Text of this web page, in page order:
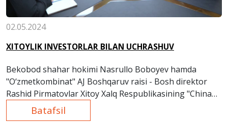
02.05.2024
XITOYLIK INVESTORLAR BILAN UCHRASHUV
Bekobod shahar hokimi Nasrullo Boboyev hamda
"O‘zmetkombinat" AJ Boshqaruv raisi - Bosh direktor
Rashid Pirmatovlar Xitoy Xalq Respublikasining "China
Machinery Equipment Engineering Co., Ltd."
kompaniyasi rahbarlari bilan muzokaralar olib borishdi.
Batafsil